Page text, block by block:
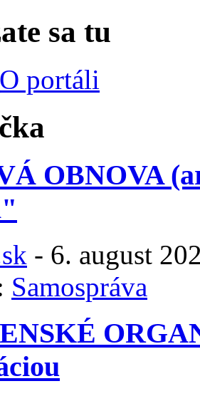
sa tu
O portáli
OBNOVA
- 6. august
Samospráva